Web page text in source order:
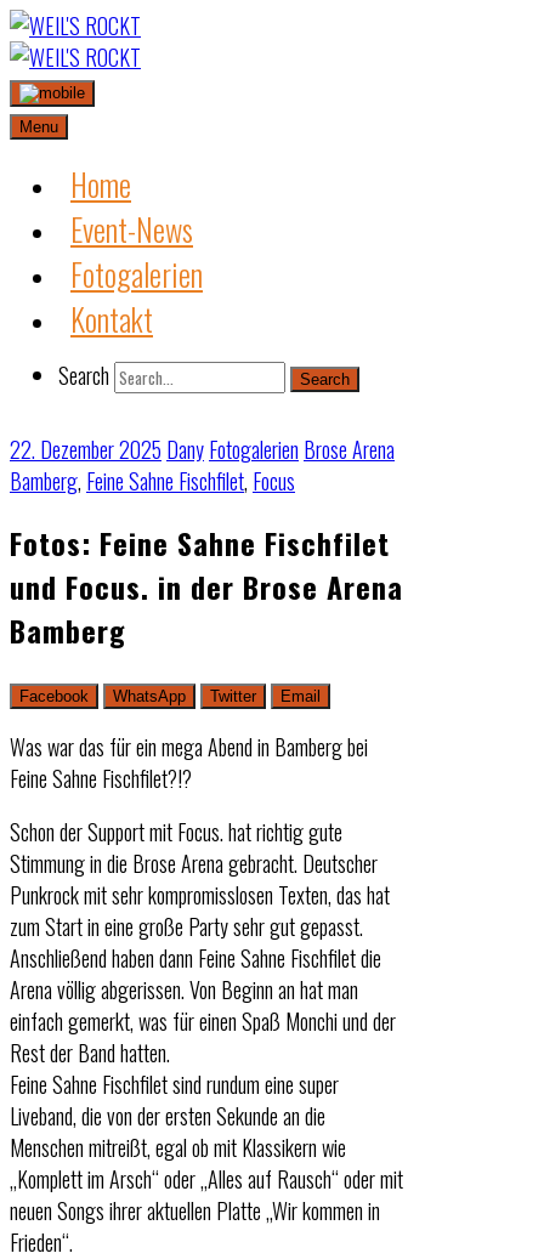
Skip
to
content
Menu
Home
Event-News
Fotogalerien
Kontakt
Search Search
22. Dezember 2025 DanyFotogalerien Brose Arena
Bamberg, Feine Sahne Fischfilet, Focus
Fotos: Feine Sahne Fischfilet
und Focus. in der Brose Arena
Bamberg
Facebook WhatsApp Twitter Email
Was war das für ein mega Abend in Bamberg bei
Feine Sahne Fischfilet?!?
Schon der Support mit Focus. hat richtig gute
Stimmung in die Brose Arena gebracht. Deutscher
Punkrock mit sehr kompromisslosen Texten, das hat
zum Start in eine große Party sehr gut gepasst.
Anschließend haben dann Feine Sahne Fischfilet die
Arena völlig abgerissen. Von Beginn an hat man
einfach gemerkt, was für einen Spaß Monchi und der
Rest der Band hatten.
Feine Sahne Fischfilet sind rundum eine super
Liveband, die von der ersten Sekunde an die
Menschen mitreißt, egal ob mit Klassikern wie
„Komplett im Arsch“ oder „Alles auf Rausch“ oder mit
neuen Songs ihrer aktuellen Platte „Wir kommen in
Frieden“.